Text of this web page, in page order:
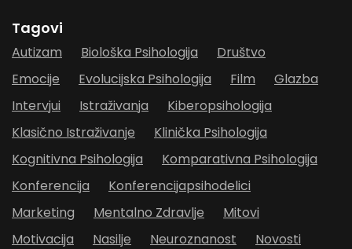
Tagovi
Autizam Biološka Psihologija
Društvo
Emocije
Evolucijska Psihologija Film
Glazba
Intervjui
Istraživanja
Kiberopsihologija
Klasično Istraživanje
Klinička Psihologija
Kognitivna Psihologija
Komparativna Psihologija
Konferencija
Konferencijapsihodelici
Marketing
Mentalno Zdravlje
Mitovi
Motivacija
Nasilje Neuroznanost
Novosti